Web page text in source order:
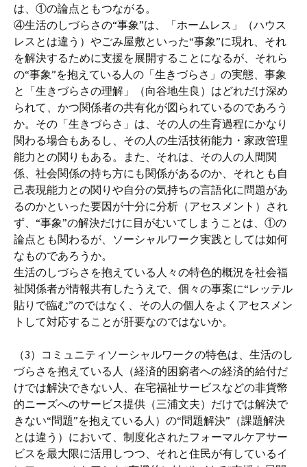
は、①の論点ともつながる。
④生活のしづらさの“事象”は、「ホームレス」（ハウス
レスとは違う）やごみ屋敷といった“事象”に現れ、それ
を解決するために支援を展開することになるが、それら
の“事象”を抱えている人の「生きづらさ」の実態、事象
と「生きづらさの理解」（向谷地生良）はどれだけ深め
られて、かつ関係者の共有化が図られているのであろう
か。その「生きづらさ」は、その人の生育過程にかなり
関わる場合もあるし、その人の生活技術能力・家政管理
能力との関りもある。また、それは、その人の人間関
係、社会関係の持ち方にも関係があるのか、それとも自
己表現能力との関りや自分の気持ちの言語化に問題があ
るのかといった要因が十分に分析（アセスメント）され
ず、“事象”の解決だけに目がむいてしまうことは、①の
論点とも関わるが、ソーシャルワーク実践としては如何
なものであろうか。
生活のしづらさを抱えている人々の特色的概況を社会福
祉関係者が情報共有したうえで、個々の事案に“レッテル
貼りで臨む”のではなく、その人の個人をよくアセスメン
トして対応することが肝要なのではないか。
（3）コミュニティソーシャルワークの特色は、生活のし
づらさを抱えている人（経済的困窮者への経済的給付だ
けでは解決できない人、在宅福祉サービスなどの非貨幣
的ニーズへのサービス提供（三浦文夫）だけでは解決で
きない“問題”を抱えている人）の“問題解決”（課題解決
とは違う）において、制度化されたフォーマルケアサー
ビスを最大限に活用しつつ、それと住民が有しているイ